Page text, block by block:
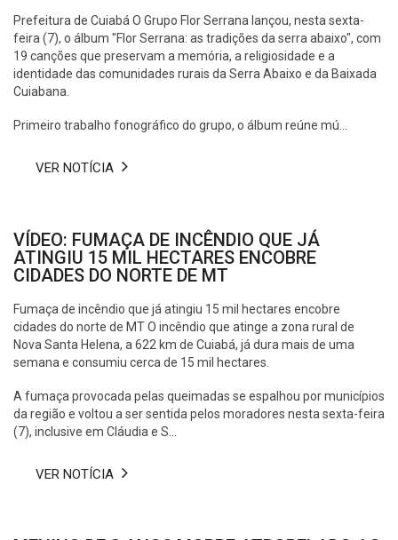
Prefeitura de Cuiabá O Grupo Flor Serrana lançou, nesta sexta-
feira (7), o álbum "Flor Serrana: as tradições da serra abaixo", com
19 canções que preservam a memória, a religiosidade e a
identidade das comunidades rurais da Serra Abaixo e da Baixada
Cuiabana.
Primeiro trabalho fonográfico do grupo, o álbum reúne mú...
VER NOTÍCIA
VÍDEO: FUMAÇA DE INCÊNDIO QUE JÁ
ATINGIU 15 MIL HECTARES ENCOBRE
CIDADES DO NORTE DE MT
Fumaça de incêndio que já atingiu 15 mil hectares encobre
cidades do norte de MT O incêndio que atinge a zona rural de
Nova Santa Helena, a 622 km de Cuiabá, já dura mais de uma
semana e consumiu cerca de 15 mil hectares.
A fumaça provocada pelas queimadas se espalhou por municípios
da região e voltou a ser sentida pelos moradores nesta sexta-feira
(7), inclusive em Cláudia e S...
VER NOTÍCIA